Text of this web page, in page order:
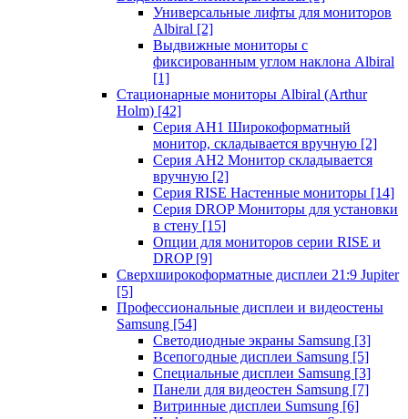
Универсальные лифты для мониторов
Albiral [2]
Выдвижные мониторы с
фиксированным углом наклона Albiral
[1]
Стационарные мониторы Albiral (Arthur
Holm) [42]
Серия AH1 Широкоформатный
монитор, складывается вручную [2]
Серия AH2 Монитор складывается
вручную [2]
Серия RISE Настенные мониторы [14]
Серия DROP Мониторы для установки
в стену [15]
Опции для мониторов серии RISE и
DROP [9]
Сверхширокоформатные дисплеи 21:9 Jupiter
[5]
Профессиональные дисплеи и видеостены
Samsung [54]
Светодиодные экраны Samsung [3]
Всепогодные дисплеи Samsung [5]
Специальные дисплеи Samsung [3]
Панели для видеостен Samsung [7]
Витринные дисплеи Sumsung [6]